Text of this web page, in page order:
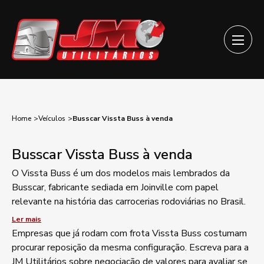
Home Veículos Busscar Vissta Buss à venda
Busscar Vissta Buss à venda
O Vissta Buss é um dos modelos mais lembrados da
Busscar, fabricante sediada em Joinville com papel
relevante na história das carrocerias rodoviárias no Brasil.
Voltado a linhas interestaduais e operações de turismo, o
modelo ainda aparece com frequência no mercado de
seminovos por conta da robustez da carroceria. O Busscar
Vissta Buss à venda na JM Utilitários segue conferência
Ler mais
Empresas que já rodam com frota Vissta Buss costumam
procurar reposição da mesma configuração. Escreva para a